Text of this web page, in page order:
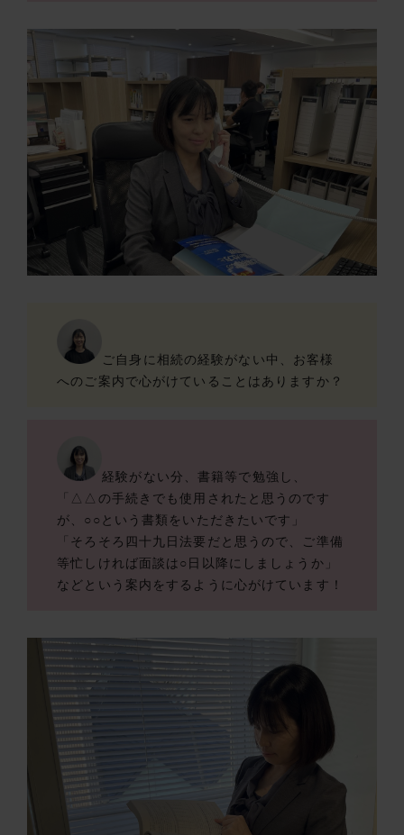
ご自身に相続の経験がない中、お客様
へのご案内で心がけていることはありますか？
経験がない分、書籍等で勉強し、
「△△の手続きでも使用されたと思うのです
が、○○という書類をいただきたいです」
「そろそろ四十九日法要だと思うので、ご準備
等忙しければ面談は○日以降にしましょうか」
などという案内をするように心がけています！